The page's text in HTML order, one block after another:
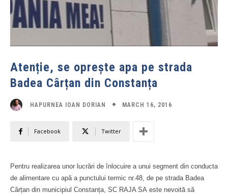
Atenție, se oprește apa pe strada
Badea Cârțan din Constanța
HAPURNEA IOAN DORIAN MARCH 16, 2016
Facebook Twitter
Pentru realizarea unor lucrări de înlocuire a unui segment din conducta
de alimentare cu apă a punctului termic nr.48, de pe strada Badea
Cârțan din municipiul Constanța, SC RAJA SA este nevoită să